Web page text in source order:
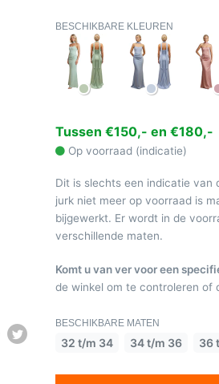
BESCHIKBARE KLEUREN
Tussen €150,- en €180,-
Op voorraad (indicatie)
Dit is slechts een indicatie van
jurk niet meer op voorraad is
bijgewerkt. Er wordt in de
verschillende maten.
Komt u van ver voor een
de winkel om te controleren of
BESCHIKBARE MATEN
32 t/m 34 34 t/m 36 36